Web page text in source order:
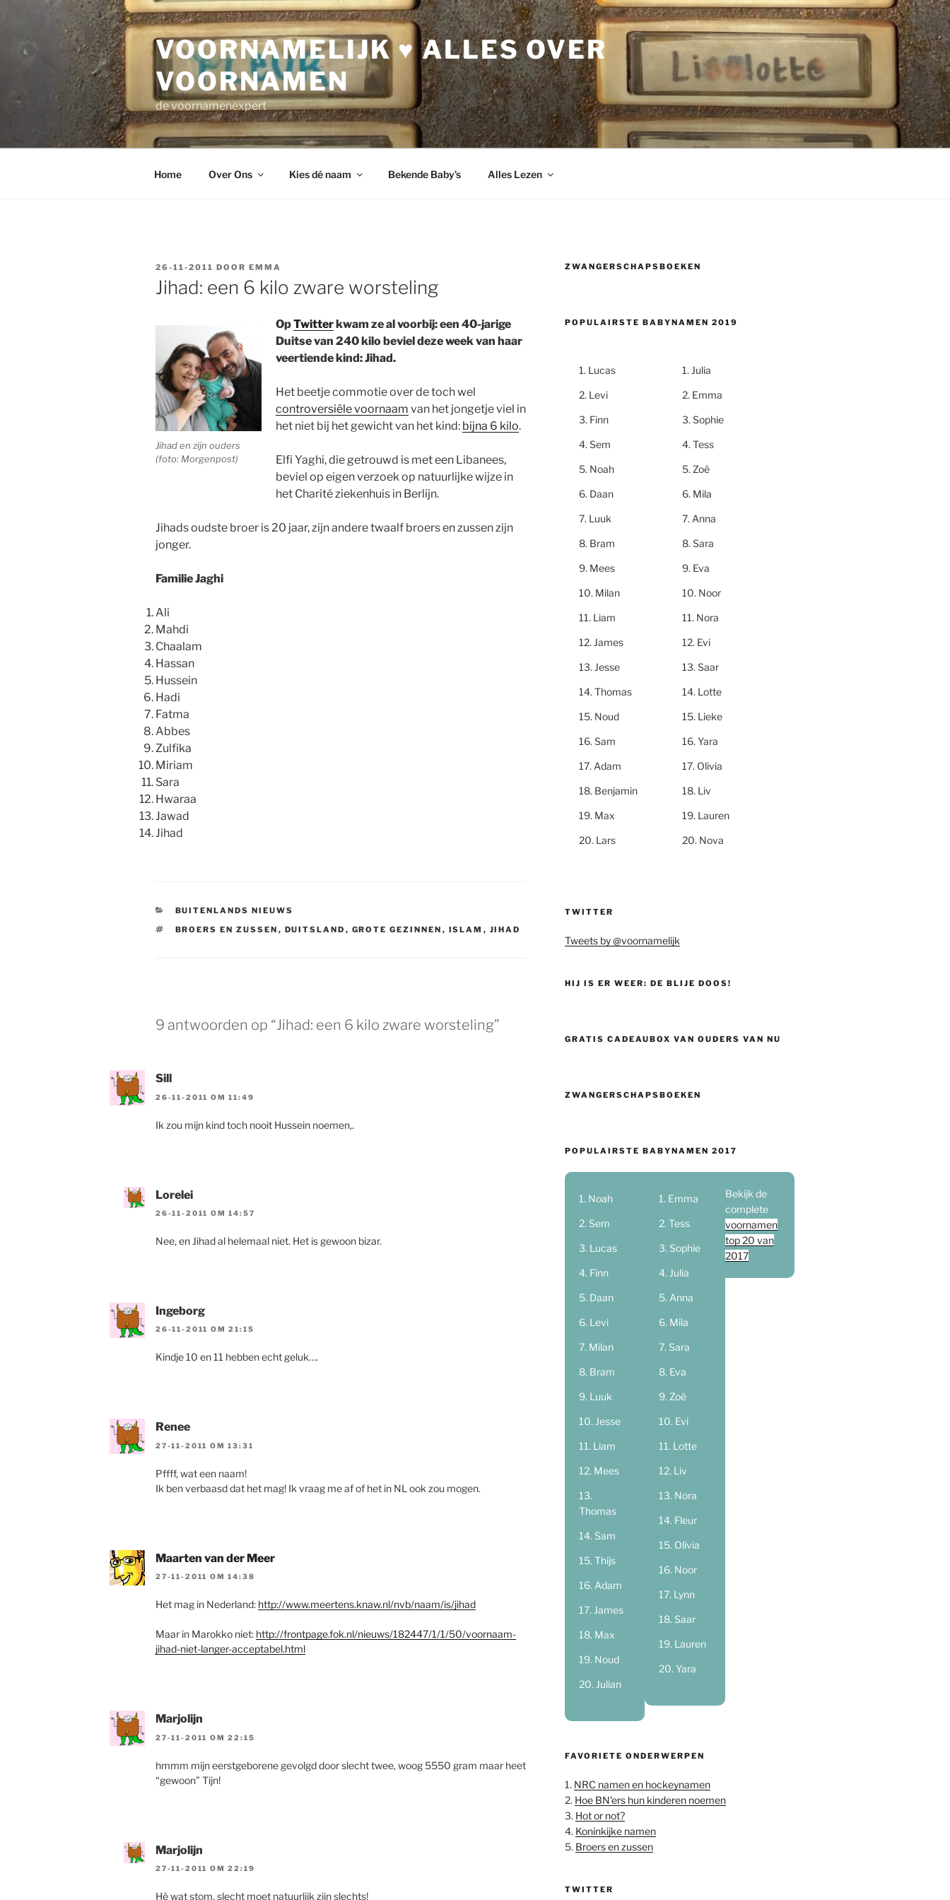
inhoud
VOORNAMELIJK ♥ ALLES OVER
VOORNAMEN
de voornamenexpert
Home Over Ons Kies dé naam Bekende Baby’s Alles Lezen
GEPLAATST
OP
26-11-2011 DOOR EMMA
Jihad: een 6 kilo zware worsteling
Jihad en zijn ouders
(foto: Morgenpost)
OpTwitterkwam ze al voorbij: een 40-jarige
Duitse van 240 kilo beviel deze week van haar
veertiende kind: Jihad.
Het beetje commotie over de toch wel
controversiële voornaam van het jongetje viel in
het niet bij het gewicht van het kind: bijna 6 kilo.
Elfi Yaghi, die getrouwd is met een Libanees,
beviel op eigen verzoek op natuurlijke wijze in
het Charité ziekenhuis in Berlijn.
Jihads oudste broer is 20 jaar, zijn andere twaalf broers en zussen zijn
jonger.
Familie Jaghi
Ali
Mahdi
Chaalam
Hassan
Hussein
Hadi
Fatma
Abbes
Zulfika
Miriam
Sara
Hwaraa
Jawad
Jihad
CATEGORIEËN
BUITENLANDS NIEUWS
TAGS
BROERS EN ZUSSEN , DUITSLAND , GROTE GEZINNEN , ISLAM , JIHAD
9 antwoorden op “Jihad: een 6 kilo zware worsteling”
Sill
26-11-2011 OM 11:49
Ik zou mijn kind toch nooit Hussein noemen,.
Lorelei
26-11-2011 OM 14:57
Nee, en Jihad al helemaal niet. Het is gewoon bizar.
Ingeborg
26-11-2011 OM 21:15
Kindje 10 en 11 hebben echt geluk….
Renee
27-11-2011 OM 13:31
Pffff, wat een naam!
Ik ben verbaasd dat het mag! Ik vraag me af of het in NL ook zou mogen.
Maarten van der Meer
27-11-2011 OM 14:38
Het mag in Nederland: http://www.meertens.knaw.nl/nvb/naam/is/jihad
Maar in Marokko niet: http://frontpage.fok.nl/nieuws/182447/1/1/50/voornaam-
jihad-niet-langer-acceptabel.html
Marjolijn
27-11-2011 OM 22:15
hmmm mijn eerstgeborene gevolgd door slecht twee, woog 5550 gram maar heet
“gewoon” Tijn!
Marjolijn
27-11-2011 OM 22:19
Hè wat stom, slecht moet natuurlijk zijn slechts!
ZWANGERSCHAPSBOEKEN
POPULAIRSTE BABYNAMEN 2019
Lucas
Levi
Finn
Sem
Noah
Daan
Luuk
Bram
Mees
Milan
Liam
James
Jesse
Thomas
Noud
Sam
Adam
Benjamin
Max
Lars
Julia
Emma
Sophie
Tess
Zoë
Mila
Anna
Sara
Eva
Noor
Nora
Evi
Saar
Lotte
Lieke
Yara
Olivia
Liv
Lauren
Nova
TWITTER
Tweets by @voornamelijk
HIJ IS ER WEER: DE BLIJE DOOS!
GRATIS CADEAUBOX VAN OUDERS VAN NU
ZWANGERSCHAPSBOEKEN
POPULAIRSTE BABYNAMEN 2017
Noah
Sem
Lucas
Finn
Daan
Levi
Milan
Bram
Luuk
Jesse
Liam
Mees
Thomas
Sam
Thijs
Adam
James
Max
Noud
Julian
Emma
Tess
Sophie
Julia
Anna
Mila
Sara
Eva
Zoë
Evi
Lotte
Liv
Nora
Fleur
Olivia
Noor
Lynn
Saar
Lauren
Yara
Bekijk de
complete
voornamen
top 20 van
2017
FAVORIETE ONDERWERPEN
1. NRC namen en hockeynamen
2. Hoe BN'ers hun kinderen noemen
3. Hot or not?
4. Koninkijke namen
5. Broers en zussen
TWITTER